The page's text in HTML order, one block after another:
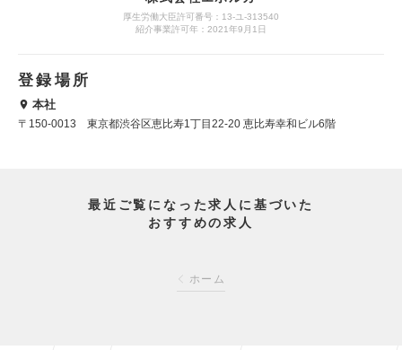
厚生労働大臣許可番号：13‐ユ‐313540
紹介事業許可年：2021年9月1日
登録場所
本社
〒150-0013 東京都渋谷区恵比寿1丁目22-20 恵比寿幸和ビル6階
最近ご覧になった求人に基づいた
おすすめの求人
ホーム